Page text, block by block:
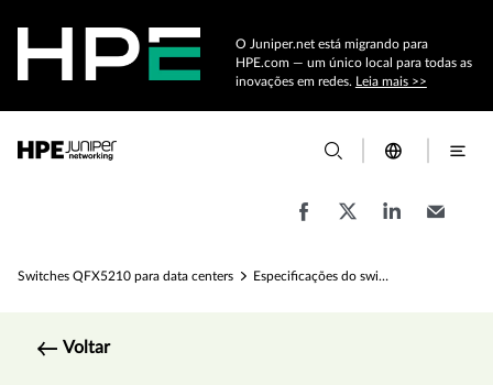
O Juniper.net está migrando para
HPE.com — um único local para todas as
inovações em redes. Leia mais >>
Switches QFX5210 para data centers Especificações do switch de data center QFX5210
Voltar